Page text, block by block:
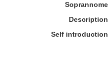
Soprannome
Description
Self introduction